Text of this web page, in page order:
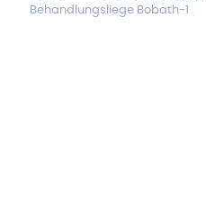
Behandlungsliege Bobath-1